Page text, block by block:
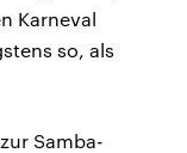
Karneval
so, als
Samba-